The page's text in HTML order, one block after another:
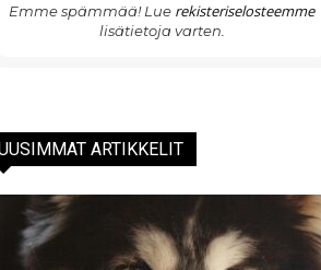
Emme spämmää! Lue rekisteriselosteemme
lisätietoja varten.
ARTIKKELIT